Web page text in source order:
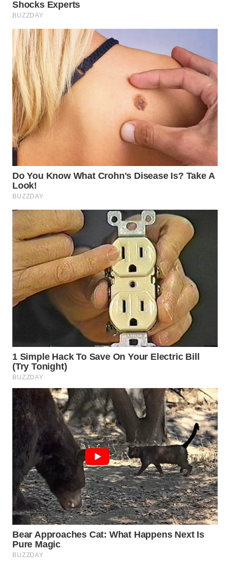
KUNINGAN
WN
MAJALENGKA
WN
SUBANG
WN
SUKABUMI
WN
PRIANGAN
WN
SEMARANG
WN
SOLO
WN
MADURA
SURABAYA
WN
NATUNA
WN
BINTAN
WN
MANDALIKA
WN
LIKUPANG